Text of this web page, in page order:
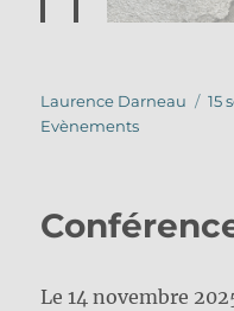
Auteur
Laurence Darneau 15
Evènements
Le 14 novembre